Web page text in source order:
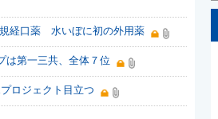
経口薬 水いぼに初の外用薬
第一三共、全体７位
ロジェクト目立つ